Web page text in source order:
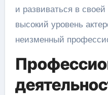
и развиваться в
высокий уровень
неизменный